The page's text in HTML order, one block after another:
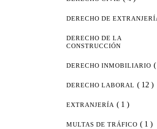
DERECHO DE
DERECHO DE LA
CONSTRUCCIÓN
DERECHO INMOBILIARIO
DERECHO LABORAL ( 12 )
EXTRANJERÍA ( 1 )
MULTAS DE TRÁFICO ( 1 )